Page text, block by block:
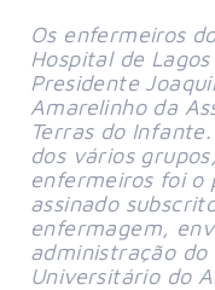
Os enfermeiros
Hospital de
Presidente
Amarelinho da
Terras do
dos vários
enfermeiros foi o
assinado
enfermagem,
administração do
Universitário do